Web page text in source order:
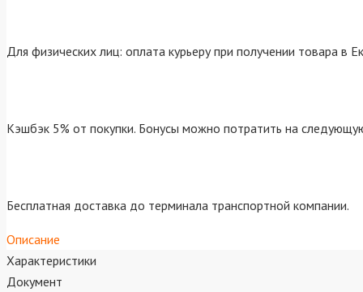
Для физических лиц: оплата курьеру при получении товара в
Кэшбэк 5% от покупки. Бонусы можно потратить на
Бесплатная доставка до терминала транспортной компании.
Описание
Характеристики
Документ